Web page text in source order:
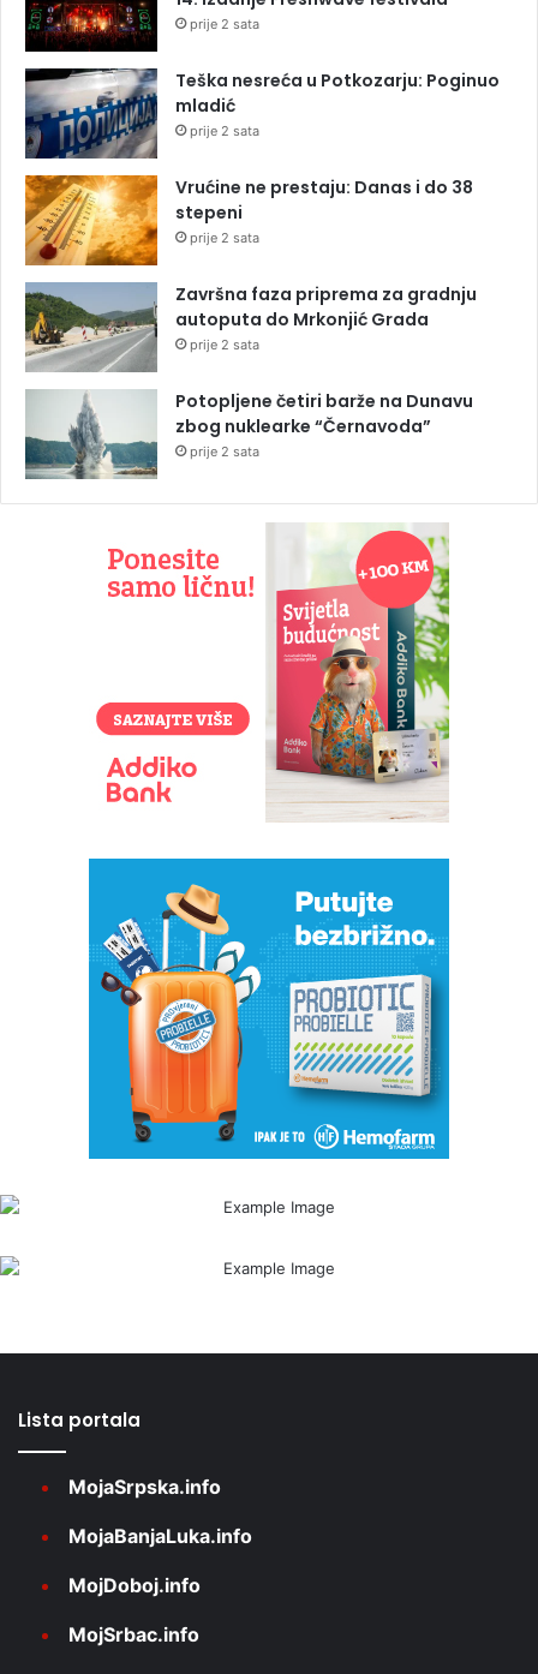
prije 2 sata
Teška nesreća u Potkozarju: Poginuo
mladić
prije 2 sata
Vrućine ne prestaju: Danas i do 38
stepeni
prije 2 sata
Završna faza priprema za gradnju
autoputa do Mrkonjić Grada
prije 2 sata
Potopljene četiri barže na Dunavu
zbog nuklearke “Černavoda”
prije 2 sata
Lista portala
MojaSrpska.info
MojaBanjaLuka.info
MojDoboj.info
MojSrbac.info